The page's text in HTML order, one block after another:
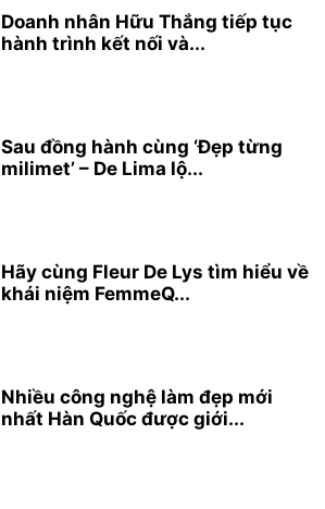
Doanh nhân Hữu Thắng tiếp tục
hành trình kết nối và...
Sau đồng hành cùng ‘Đẹp từng
milimet’ – De Lima lộ...
Hãy cùng Fleur De Lys tìm hiểu về
khái niệm FemmeQ...
Nhiều công nghệ làm đẹp mới
nhất Hàn Quốc được giới...